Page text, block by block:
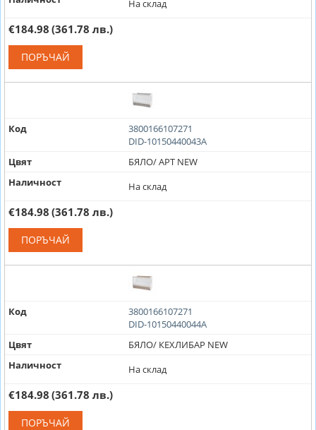
На склад
€184.98 (361.78 лв.)
ПОРЪЧАЙ
Код
3800166107271
DID-10150440043A
Цвят
БЯЛО/ АРТ NEW
Наличност
На склад
€184.98 (361.78 лв.)
ПОРЪЧАЙ
Код
3800166107271
DID-10150440044A
Цвят
БЯЛО/ КЕХЛИБАР NEW
Наличност
На склад
€184.98 (361.78 лв.)
ПОРЪЧАЙ